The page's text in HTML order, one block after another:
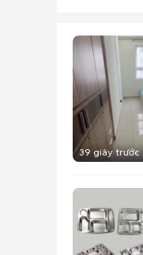
39 giây trước